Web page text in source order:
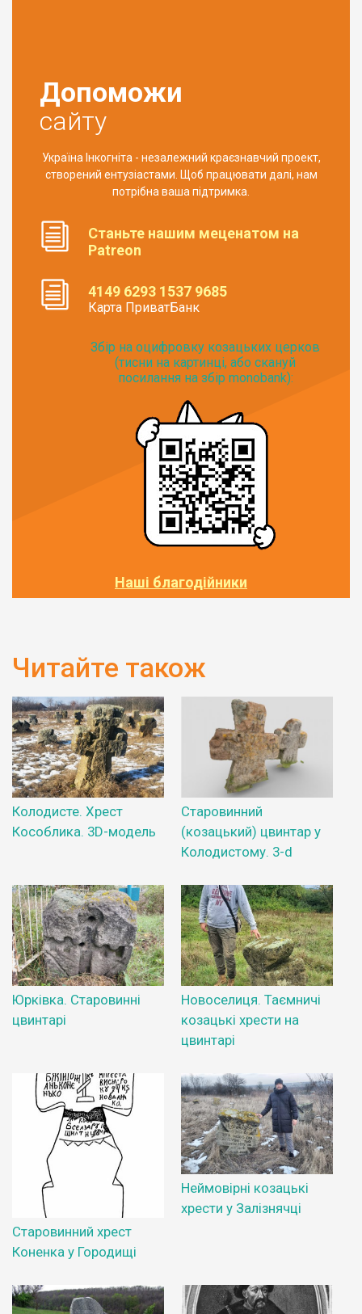
Допоможи
сайту
Україна Інкогніта - незалежний краєзнавчий проект,
створений ентузіастами. Щоб працювати далі, нам
потрібна ваша підтримка.
Станьте нашим меценатом на
Patreon
4149 6293 1537 9685
Карта ПриватБанк
Збір на оцифровку козацьких церков
(тисни на картинці, або скануй
посилання на збір monobank):
Наші благодійники
Читайте також
Колодисте. Хрест
Кособлика. 3D-модель
Старовинний
(козацький) цвинтар у
Колодистому. 3-d
Юрківка. Старовинні
цвинтарі
Новоселиця. Таємничі
козацькі хрести на
цвинтарі
Старовинний хрест
Коненка у Городищі
Неймовірні козацькі
хрести у Залізнячці